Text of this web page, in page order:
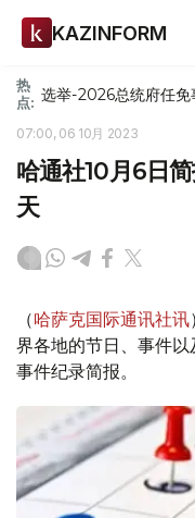
KAZINFORM
热
点: 选举-2026总统府任免
07:00, 06 10月 2023
哈通社10月6日
天
（哈萨克国际通讯社讯
界各地的节日、事件
事件纪录简报。